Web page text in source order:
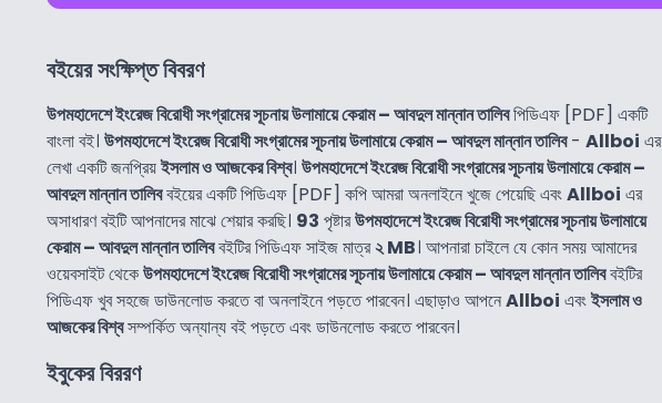
বইয়ের সংক্ষিপ্ত বিবরণ
উপমহাদেশে ইংরেজ বিরোধী সংগ্রামের সূচনায় উলামায়ে কেরাম – আবদুল মান্নান তালিবপিডিএফ [PDF] একটি
বাংলা বই। উপমহাদেশে ইংরেজ বিরোধী সংগ্রামের সূচনায় উলামায়ে কেরাম – আবদুল মান্নান তালিব- Allboi এর
লেখা একটি জনপ্রিয়ইসলাম ও আজকের বিশ্ব। উপমহাদেশে ইংরেজ বিরোধী সংগ্রামের সূচনায় উলামায়ে কেরাম –
আবদুল মান্নান তালিববইয়ের একটি পিডিএফ [PDF] কপি আমরা অনলাইনে খুজে পেয়েছি এবংAllboi এর
অসাধারণ বইটি আপনাদের মাঝে শেয়ার করছি। 93 পৃষ্টারউপমহাদেশে ইংরেজ বিরোধী সংগ্রামের সূচনায় উলামায়ে
কেরাম – আবদুল মান্নান তালিববইটির পিডিএফ সাইজ মাত্র২ MB। আপনারা চাইলে যে কোন সময় আমাদের
ওয়েবসাইট থেকেউপমহাদেশে ইংরেজ বিরোধী সংগ্রামের সূচনায় উলামায়ে কেরাম – আবদুল মান্নান তালিববইটির
পিডিএফ খুব সহজে ডাউনলোড করতে বা অনলাইনে পড়তে পারবেন। এছাড়াও আপনেAllboi এবংইসলাম ও
আজকের বিশ্বসম্পর্কিত অন্যান্য বই পড়তে এবং ডাউনলোড করতে পারবেন।
ইবুকের বিররণ